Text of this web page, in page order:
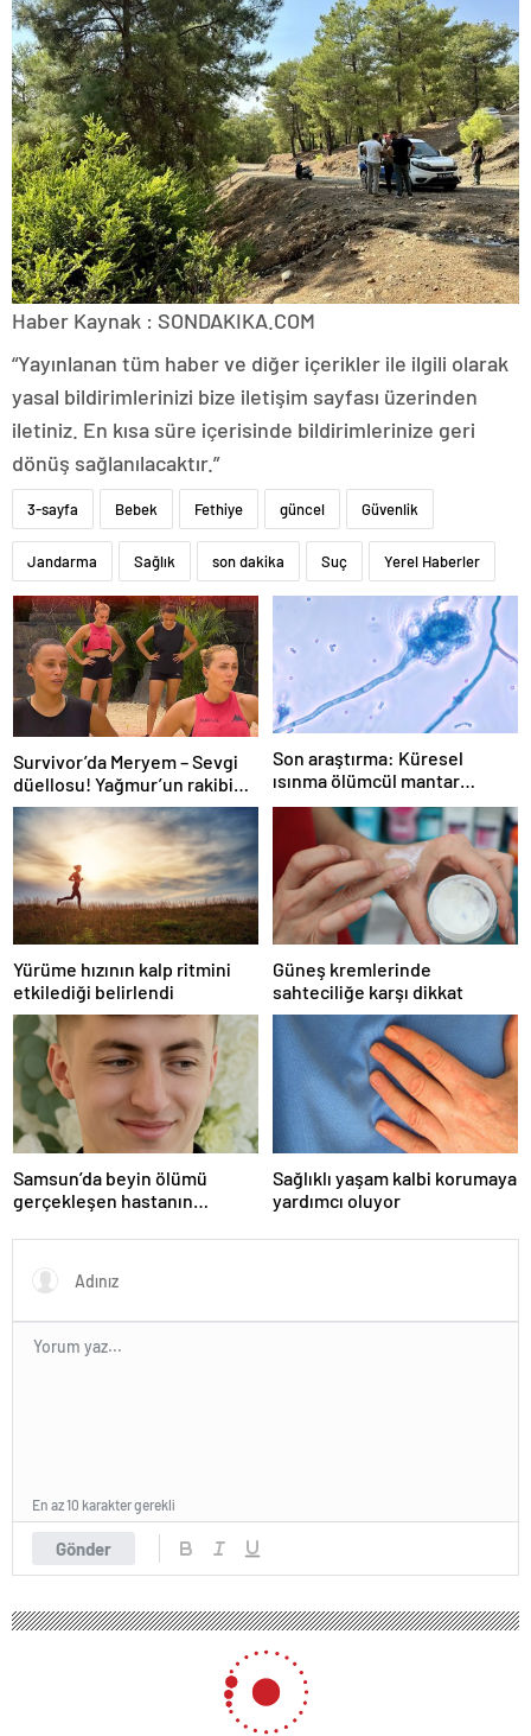
Haber Kaynak : SONDAKIKA.COM
“Yayınlanan tüm haber ve diğer içerikler ile ilgili olarak
yasal bildirimlerinizi bize iletişim sayfası üzerinden
iletiniz. En kısa süre içerisinde bildirimlerinize geri
dönüş sağlanılacaktır.”
3-sayfa Bebek Fethiye güncel Güvenlik
Jandarma Sağlık son dakika Suç Yerel Haberler
Survivor’da Meryem – Sevgi
düellosu! Yağmur’un rakibi
belli oldu
Son araştırma: Küresel
ısınma ölümcül mantar
hastalığını yayabilir
Yürüme hızının kalp ritmini
etkilediği belirlendi
Güneş kremlerinde
sahteciliğe karşı dikkat
Samsun’da beyin ölümü
gerçekleşen hastanın
Sağlıklı yaşam kalbi korumaya
yardımcı oluyor
Gönder
En az 10 karakter gerekli